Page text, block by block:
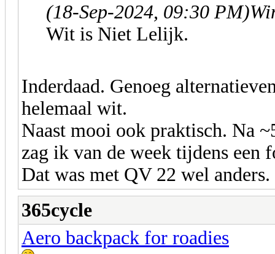
(18-Sep-2024, 09:30 PM)
Wit is Niet Lelijk.
Inderdaad. Genoeg
helemaal wit.
Naast mooi ook praktisch. Na
zag ik van de week tijdens een
Dat was met QV 22 wel anders.
365cycle
Aero backpack for roadies